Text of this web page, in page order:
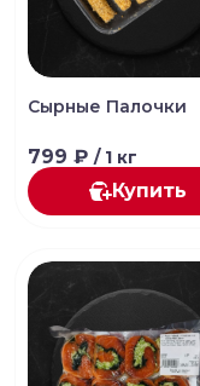
Сырные Палочки
799 ₽ / 1 кг
Купить